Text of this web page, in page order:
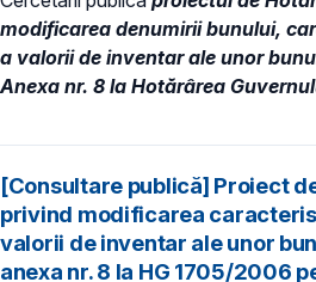
modificarea denumirii bunului,
a valorii de inventar ale unor
Anexa nr. 8 la Hotărârea
[Consultare publică] Proiect
privind modificarea
valorii de inventar ale unor
anexa nr. 8 la HG 1705/2006